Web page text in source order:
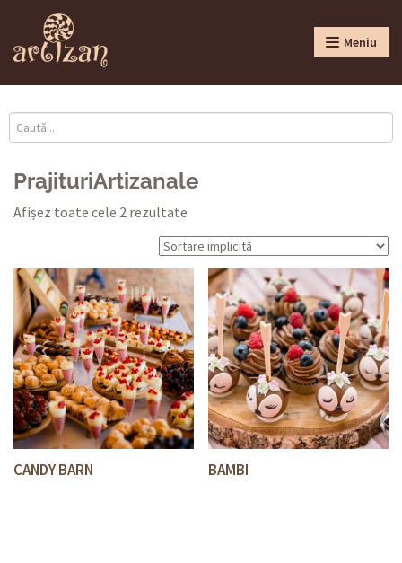
Meniu
PrajituriArtizanale
Afișez toate cele 2 rezultate
CANDY BARN BAMBI